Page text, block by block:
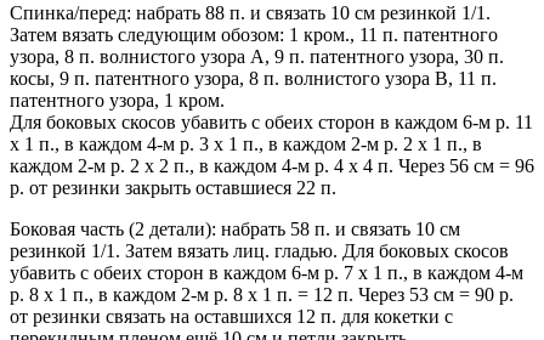
Спинка/перед: набрать 88 п. и связать 10 см резинкой 1/1.
Затем вязать следующим обозом: 1 кром., 11 п. патентного
узора, 8 п. волнистого узора А, 9 п. патентного узора, 30 п.
косы, 9 п. патентного узора, 8 п. волнистого узора В, 11 п.
патентного узора, 1 кром.
Для боковых скосов убавить с обеих сторон в каждом 6-м р. 11
х 1 п., в каждом 4-м р. 3 х 1 п., в каждом 2-м p. 2 х 1 п., в
каждом 2-м р. 2 х 2 п., в каждом 4-м р. 4 х 4 п. Через 56 см = 96
р. от резинки закрыть оставшиеся 22 п.
Боковая часть (2 детали): набрать 58 п. и связать 10 см
резинкой 1/1. Затем вязать лиц. гладью. Для боковых скосов
убавить с обеих сторон в каждом 6-м р. 7 х 1 п., в каждом 4-м
р. 8 х 1 п., в каждом 2-м р. 8 x 1 п. = 12 п. Через 53 см = 90 р.
от резинки связать на оставшихся 12 п. для кокетки с